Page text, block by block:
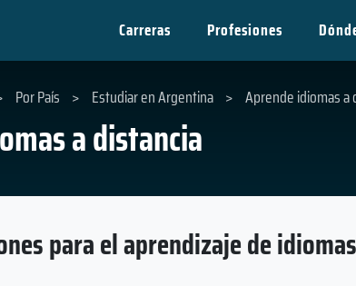
Carreras Profesiones
a distancia
Por País > Estudiar en Argentina > Aprende idiomas a
para el aprendizaje de